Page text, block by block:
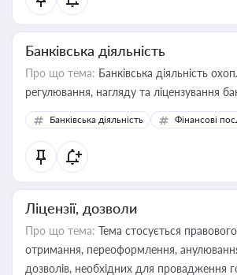
Банківська діяльність
Про що тема: Банківська діяльність
регулювання, нагляду та ліцензування
Банківська діяльність Фінансові
Ліцензії, дозволи
Про що тема: Тема стосується
отримання, переоформлення, анулювання
дозволів, необхідних для провадження